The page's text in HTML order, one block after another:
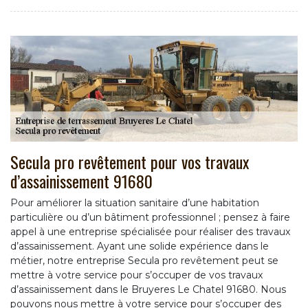
Secula pro revêtement pour vos travaux
d’assainissement 91680
Pour améliorer la situation sanitaire d’une habitation
particulière ou d’un bâtiment professionnel ; pensez à faire
appel à une entreprise spécialisée pour réaliser des travaux
d’assainissement. Ayant une solide expérience dans le
métier, notre entreprise Secula pro revêtement peut se
mettre à votre service pour s’occuper de vos travaux
d’assainissement dans le Bruyeres Le Chatel 91680. Nous
pouvons nous mettre à votre service pour s’occuper des